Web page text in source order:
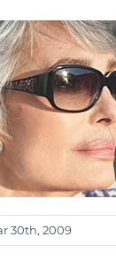
30th, 2009